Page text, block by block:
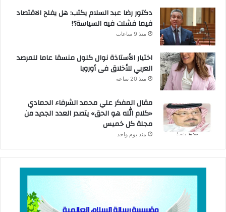
دكتور رضا عبد السلام يكتب: هل يفلح الاقتصاد
فيما فشلت فيه السياسة؟!
منذ 9 ساعات
اختيار الأستاذة نوال كلول منسقا عاما للمرصد
العربي للأخلاق فى أوروبا
منذ 20 ساعة
مقال المفكر علي محمد الشرفاء الحمادي
«كلام الله هو الحق» يتصدر العدد الجديد من
مجلة كل خميس
منذ يوم واحد